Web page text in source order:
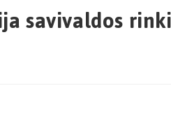
savivaldos